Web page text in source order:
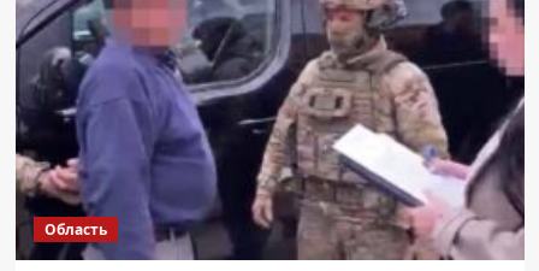
реабілітаційного
центру,
який
чинив
сексуальне
насильство
над
Область